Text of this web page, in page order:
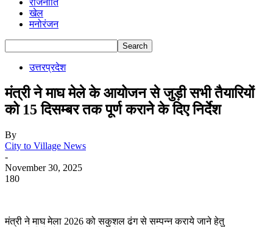
खेल
मनोरंजन
उत्तरप्रदेश
मंत्री ने माघ मेले के आयोजन से जुड़ी सभी तैयारियों
को 15 दिसम्बर तक पूर्ण करानेे के दिए निर्देश
By
City to Village News
-
November 30, 2025
180
मंत्री ने माघ मेला 2026 को सकुशल ढंग से सम्पन्न कराये जाने हेतु